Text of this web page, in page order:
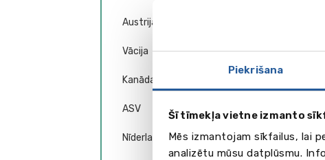
Piekrišana
Šī tīmekļa vietne izmanto
Mēs izmantojam sīkfailus, lai
analizētu mūsu datplūsmu.
Austrija
Vācija
Kanāda
ASV
Nīderlande